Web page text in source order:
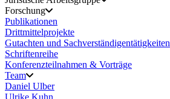
Forschung
Publikationen
Drittmittelprojekte
Gutachten und Sachverständigentätigkeiten
Schriftenreihe
Konferenzteilnahmen & Vorträge
Team
Daniel Ulber
Ulrike Kuhn